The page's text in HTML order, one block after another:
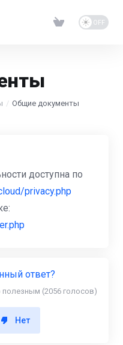
Общие документы
доступна по
privacy.php
ответ?
(2056 голосов)
Нет